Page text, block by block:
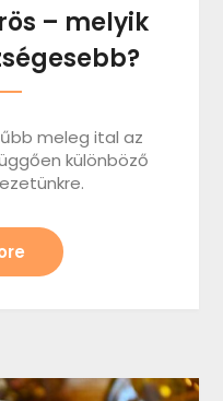
– melyik
meleg ital az
különböző